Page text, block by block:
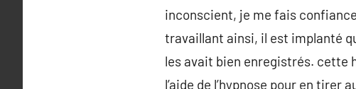
inconscient, je me fais
travaillant ainsi, il est implanté
les avait bien enregistrés. cette
l’aide de l’hypnose pour en